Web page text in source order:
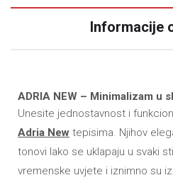
Informacije
ADRIA NEW – Minimalizam u
Unesite jednostavnost i
Adria New tepisima. Njihov
tonovi lako se uklapaju u svaki
vremenske uvjete i iznimno su